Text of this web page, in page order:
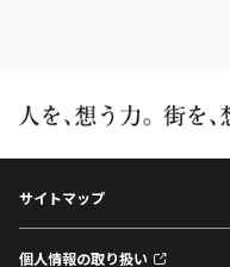
サイトマップ
個人情報の取り扱い